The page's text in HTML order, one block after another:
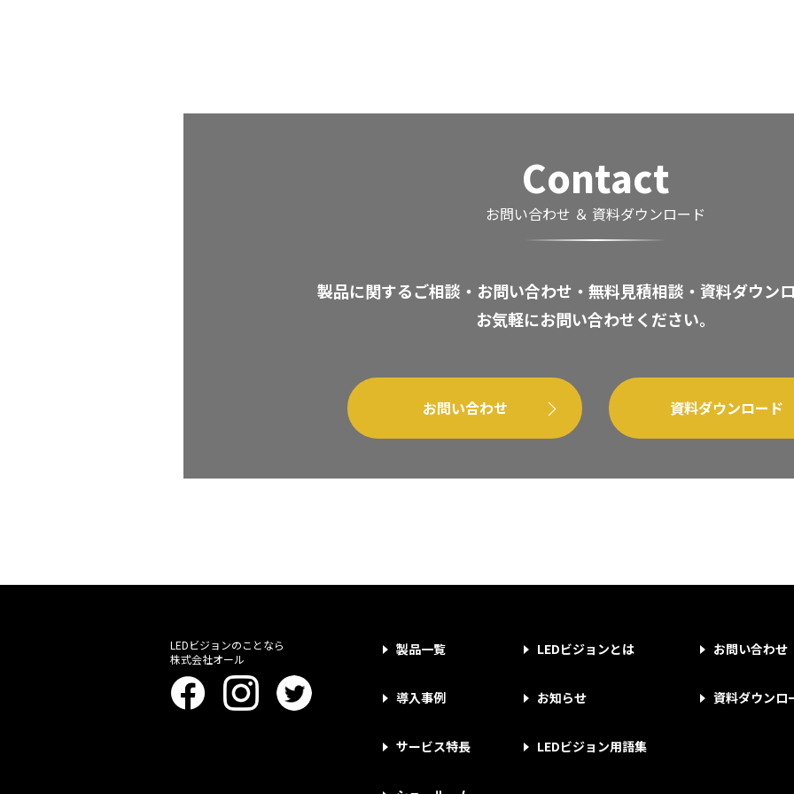
Contact
お問い合わせ ＆ 資料ダウンロード
製品に関するご相談・お問い合わせ・無料見積相談・資料ダウンロ
お気軽にお問い合わせください。
お問い合わせ 資料ダウンロード
LEDビジョンのことなら
株式会社オール
製品一覧
導入事例
サービス特長
LEDビジョンとは
お知らせ
LEDビジョン用語集
お問い合わせ
資料ダウンロ